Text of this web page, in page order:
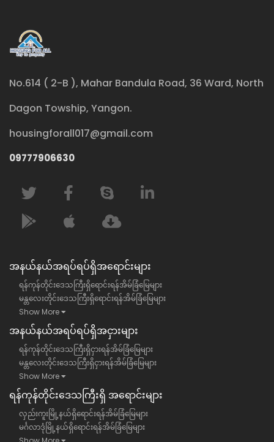
No.614 ( 2-B ), Mahar Bandula Road, 36 Ward, North
Dagon Towship, Yangon.
housingforall017@gmail.com
09777906630
အနယ်နယ်အရပ်ရပ်ရှိအရောင်းများ
ရန်ကုန်တိုင်းဒေသကြီးရှိရောင်းရန်အိမ်ခြံမြေများ
မန္တလေးတိုင်းဒေသကြီးရှိရောင်းရန်အိမ်ခြံမြေများ
Show More
အနယ်နယ်အရပ်ရပ်ရှိအငှားများ
ရန်ကုန်တိုင်းဒေသကြီးရှိငှားရန်အိမ်ခြံမြေများ
မန္တလေးတိုင်းဒေသကြီးရှိငှားရန်အိမ်ခြံမြေများ
Show More
ရန်​ကုန်တိုင်းဒေသကြီး​ရှိ အရောင်းများ
လှည်းကူးမြို့နယ်ရှိရောင်းရန်အိမ်ခြံမြေများ
မင်္ဂလာဒုံမြို့နယ်ရှိရောင်းရန်အိမ်ခြံမြေများ